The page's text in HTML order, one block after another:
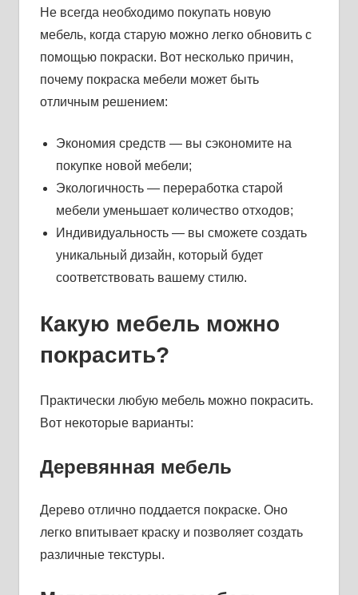
Не всегда необходимо покупать новую
мебель, когда старую можно легко обновить с
помощью покраски. Вот несколько причин,
почему покраска мебели может быть
отличным решением:
Экономия средств — вы сэкономите на
покупке новой мебели;
Экологичность — переработка старой
мебели уменьшает количество отходов;
Индивидуальность — вы сможете создать
уникальный дизайн, который будет
соответствовать вашему стилю.
Какую мебель можно
покрасить?
Практически любую мебель можно покрасить.
Вот некоторые варианты:
Деревянная мебель
Дерево отлично поддается покраске. Оно
легко впитывает краску и позволяет создать
различные текстуры.